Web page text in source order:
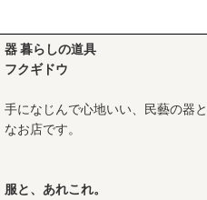
並び順:
器 暮らしの道具
フクギドウ
手になじんで心地いい、民藝の器
なお店です。
服と、あれこれ。